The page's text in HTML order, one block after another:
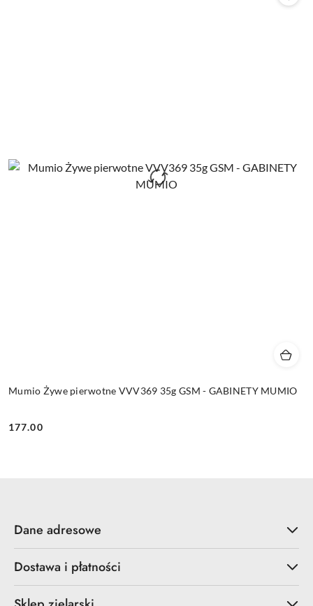
Mumio Żywe pierwotne VVV369 35g GSM - GABINETY MUMIO
Cena:
177.00
Dane adresowe
Dostawa i płatności